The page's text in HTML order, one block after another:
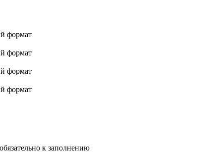
формат
формат
формат
формат
к заполнению